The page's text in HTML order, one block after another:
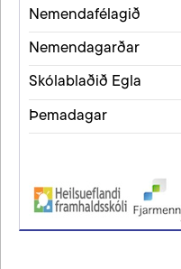
Nemendafélagið
Nemendagarðar
Skólablaðið Egla
Þemadagar